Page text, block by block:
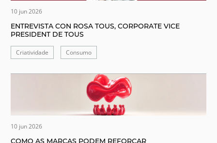
10 jun 2026
ENTREVISTA CON ROSA TOUS, CORPORATE VICE
PRESIDENT DE TOUS
Criatividade Consumo
10 jun 2026
COMO AS MARCAS PODEM REFORÇAR